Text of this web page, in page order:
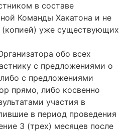
в составе
Команды Хакатона и не
(копией) уже существующих
обо всех
с предложениями о
с предложениями
прямо, либо косвенно
участия в
в период проведения
3 (трех) месяцев после